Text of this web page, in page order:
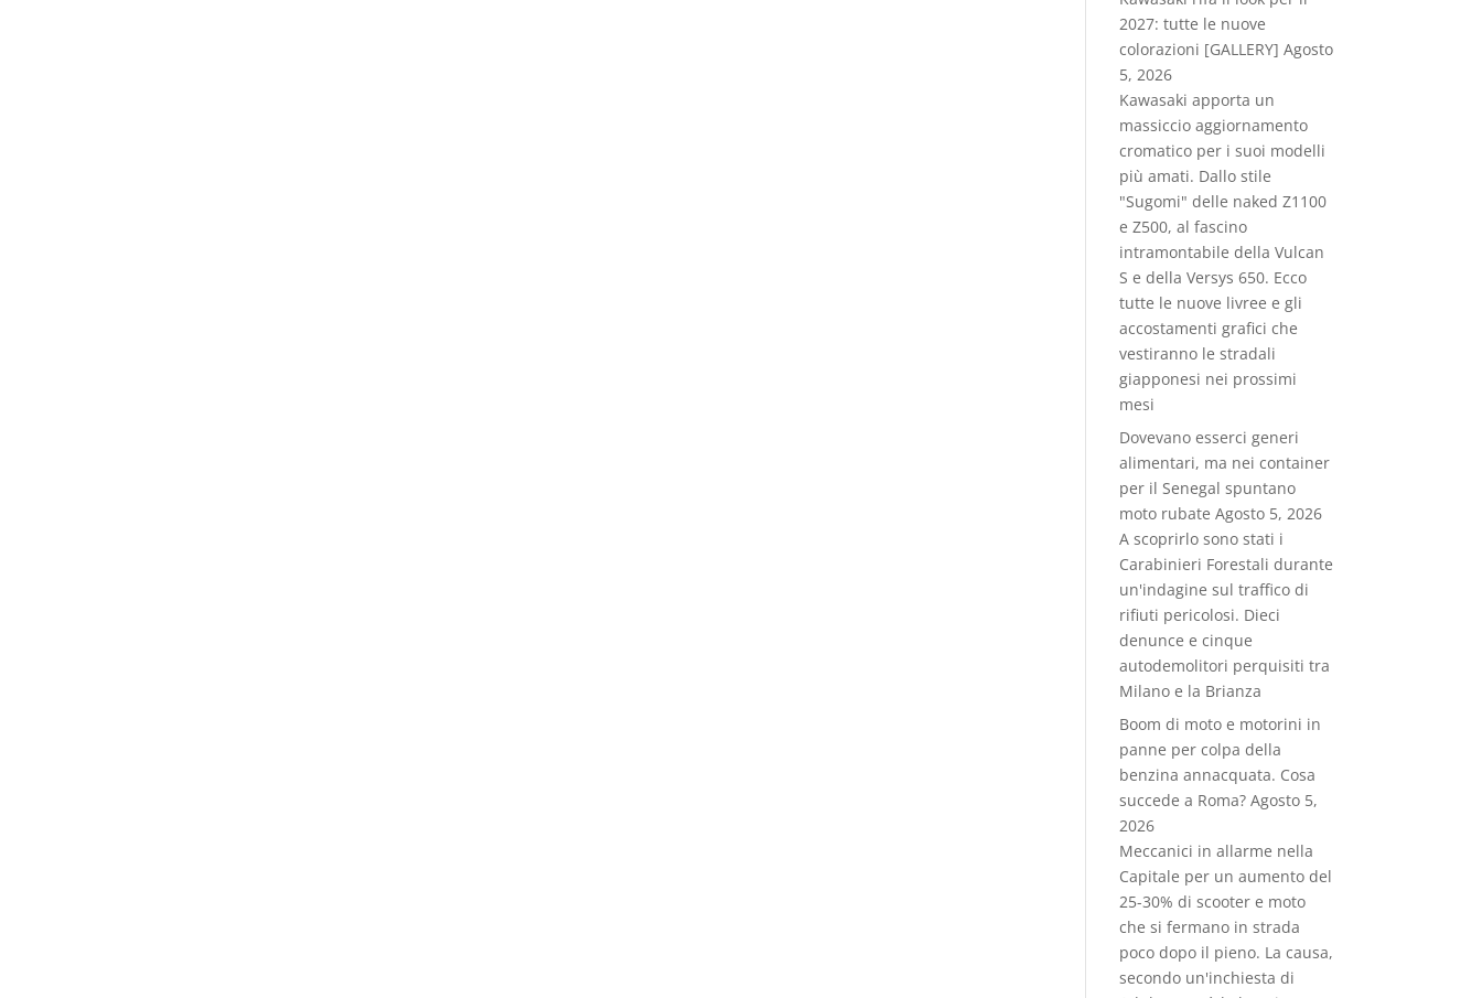
2027: tutte le nuove
colorazioni [GALLERY] Agosto
5, 2026
Kawasaki apporta un
massiccio aggiornamento
cromatico per i suoi modelli
più amati. Dallo stile
"Sugomi" delle naked Z1100
e Z500, al fascino
intramontabile della Vulcan
S e della Versys 650. Ecco
tutte le nuove livree e gli
accostamenti grafici che
vestiranno le stradali
giapponesi nei prossimi
mesi
Dovevano esserci generi
alimentari, ma nei container
per il Senegal spuntano
moto rubate Agosto 5, 2026
A scoprirlo sono stati i
Carabinieri Forestali durante
un'indagine sul traffico di
rifiuti pericolosi. Dieci
denunce e cinque
autodemolitori perquisiti tra
Milano e la Brianza
Boom di moto e motorini in
panne per colpa della
benzina annacquata. Cosa
succede a Roma? Agosto 5,
2026
Meccanici in allarme nella
Capitale per un aumento del
25-30% di scooter e moto
che si fermano in strada
poco dopo il pieno. La causa,
secondo un'inchiesta di